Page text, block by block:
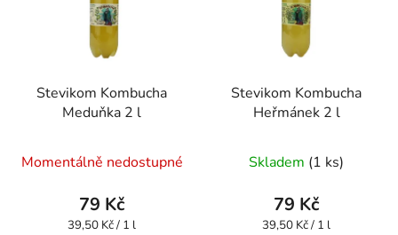
Stevikom Kombucha
Meduňka 2 l
hodnocení
produktu
je
Momentálně nedostupné
79 Kč
Měrná
39,50 Kč / 1 l
Stevikom Kombucha
Heřmánek 2 l
hodnocení
produktu
je
Skladem (1 ks)
79 Kč
Měrná
39,50 Kč / 1 l